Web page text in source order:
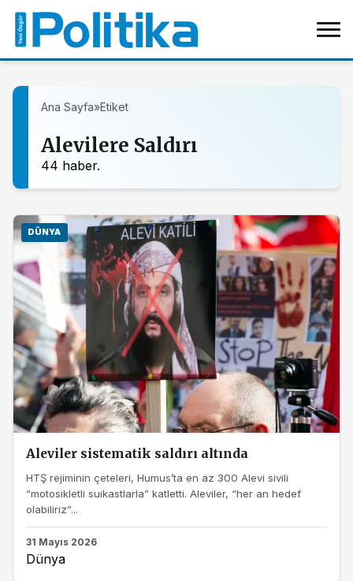
Ana Sayfa»Etiket
Alevilere Saldırı
44 haber.
DÜNYA
Aleviler sistematik saldırı altında
HTŞ rejiminin çeteleri, Humus’ta en az 300 Alevi sivili
“motosikletli suikastlarla” katletti. Aleviler, “her an hedef
olabiliriz”...
31 Mayıs 2026
Dünya